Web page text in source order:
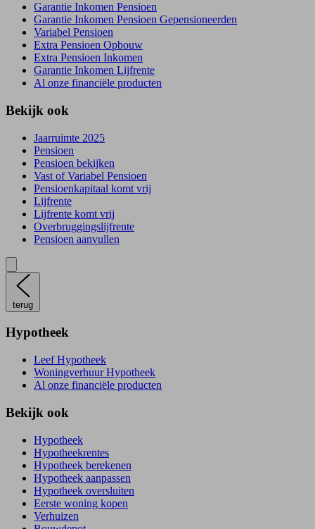
Garantie Inkomen Pensioen
Garantie Inkomen Pensioen Gepensioneerden
Variabel Pensioen
Extra Pensioen Opbouw
Extra Pensioen Inkomen
Garantie Inkomen Lijfrente
Al onze financiële producten
Bekijk ook
Jaarruimte 2025
Pensioen
Pensioen bekijken
Vast of Variabel Pensioen
Pensioenkapitaal komt vrij
Lijfrente
Lijfrente komt vrij
Overbruggingslijfrente
Pensioen aanvullen
terug
Hypotheek
Leef Hypotheek
Woningverhuur Hypotheek
Al onze financiële producten
Bekijk ook
Hypotheek
Hypotheekrentes
Hypotheek berekenen
Hypotheek aanpassen
Hypotheek oversluiten
Eerste woning kopen
Verhuizen